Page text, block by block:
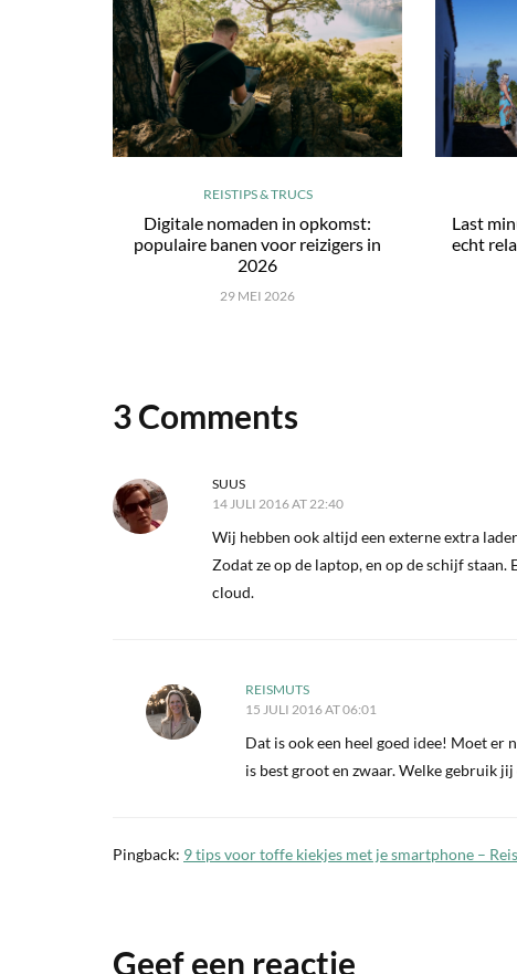
REISTIPS & TRUCS
Digitale nomaden in opkomst:
populaire banen voor reizigers in
2026
29 MEI 2026
Last
echt
3 Comments
SUUS
14 JULI 2016 AT 22:40
Wij hebben ook altijd een externe extra
Zodat ze op de laptop, en op de schijf
cloud.
REISMUTS
15 JULI 2016 AT 06:01
Dat is ook een heel goed idee! Moet er
is best groot en zwaar. Welke gebruik jij
Pingback: 9 tips voor toffe kiekjes met je smartphone –
Geef een reactie